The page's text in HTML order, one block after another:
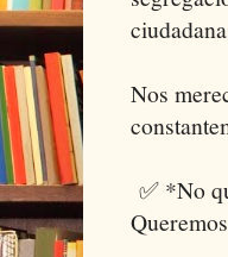
Nos
✅ *No